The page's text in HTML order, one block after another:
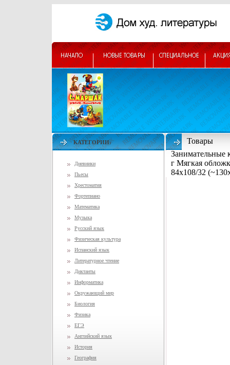
КАТЕГОРИИ:
Дневники
Пьесы
Хрестоматия
Фортепиано
Математика
Музыка
Русский язык
Физическая культура
Испанский язык
Литературное чтение
Диктанты
Информатика
Окружающий мир
Биология
Физика
ЕГЭ
Английский язык
История
География
Товары
Занимательные
г Мягкая
84x108/32